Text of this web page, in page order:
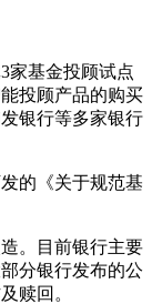
家基金投顾试点
投顾产品的购买
银行等多家银行
的《关于规范基
。目前银行主要
分银行发布的公
赎回。